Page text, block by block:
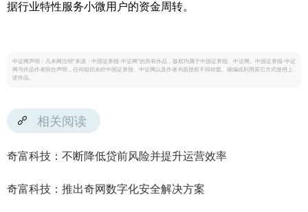
据行业特性服务小微用户的资金周转。
中证网声明：凡本网注明“来源：中国证券报·中证网”的所有作品，版权均属于中国证券报、中证网。中国证券报·中证
网与作品作者联合声明，任何组织未经中国证券报、中证网以及作者书面授权不得转载、摘编或利用其它方式使用上
述作品。
相关阅读
奇富科技：不断降低贷前风险并提升运营效率
奇富科技：推出奇网数字化安全解决方案